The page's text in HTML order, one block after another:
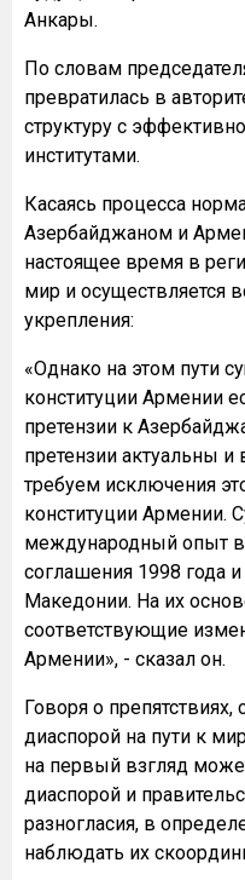
Анкары.
По словам
превратилась в
структуру с
институтами.
Касаясь процесса
Азербайджаном и
настоящее время в
мир и осуществляется
укрепления:
«Однако на этом пути
конституции Армении
претензии к
претензии актуальны
требуем исключения
конституции Армении.
международный опыт
соглашения 1998 года
Македонии. На их
соответствующие
Армении», - сказал он.
Говоря о
диаспорой на пути к
на первый взгляд
диаспорой и
разногласия, в
наблюдать их